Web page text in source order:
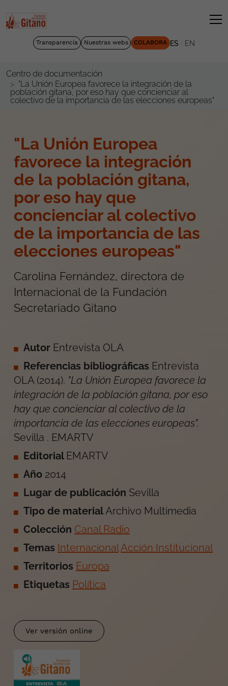
Transparencia Nuestras webs COLABORA ES EN
Centro de documentación
"La Unión Europea favorece la integración de la
población gitana, por eso hay que concienciar al
colectivo de la importancia de las elecciones europeas"
"La Unión Europea
favorece la integración
de la población gitana,
por eso hay que
concienciar al colectivo
de la importancia de las
elecciones europeas"
Carolina Fernández, directora de
Internacional de la Fundación
Secretariado Gitano
Autor Entrevista OLA
Referencias bibliográficas Entrevista
OLA(2014). "La Unión Europea favorece la
integración de la población gitana, por eso
hay que concienciar al colectivo de la
importancia de las elecciones europeas".
Sevilla . EMARTV
Editorial EMARTV
Año 2014
Lugar de publicación Sevilla
Tipo de material Archivo Multimedia
Colección Canal Radio
Temas InternacionalAcción Institucional
Territorios Europa
Etiquetas Política
Ver versión online